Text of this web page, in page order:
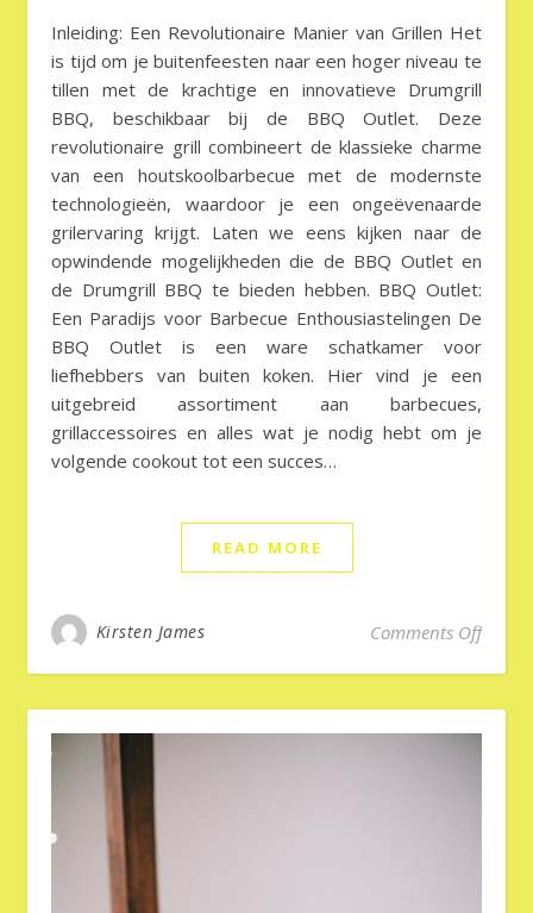
Inleiding: Een Revolutionaire Manier van Grillen Het
is tijd om je buitenfeesten naar een hoger niveau te
tillen met de krachtige en innovatieve Drumgrill
BBQ, beschikbaar bij de BBQ Outlet. Deze
revolutionaire grill combineert de klassieke charme
van een houtskoolbarbecue met de modernste
technologieën, waardoor je een ongeëvenaarde
grilervaring krijgt. Laten we eens kijken naar de
opwindende mogelijkheden die de BBQ Outlet en
de Drumgrill BBQ te bieden hebben. BBQ Outlet:
Een Paradijs voor Barbecue Enthousiastelingen De
BBQ Outlet is een ware schatkamer voor
liefhebbers van buiten koken. Hier vind je een
uitgebreid assortiment aan barbecues,
grillaccessoires en alles wat je nodig hebt om je
volgende cookout tot een succes…
READ MORE
Kirsten James Comments Offon